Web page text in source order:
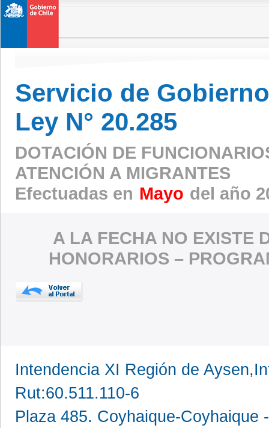
Servicio de
Ley N° 20.285
DOTACIÓN DE
ATENCIÓN A MIGRANTES
Efectuadas en Mayo del año
A LA FECHA NO EXISTE
HONORARIOS –
Intendencia XI Región de
Rut:60.511.110-6
Plaza 485. Coyhaique-Coyhaique